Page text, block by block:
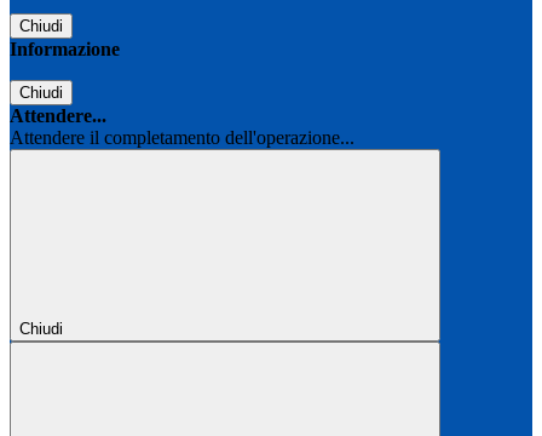
Chiudi
Informazione
Chiudi
Attendere...
Attendere il completamento dell'operazione...
Chiudi